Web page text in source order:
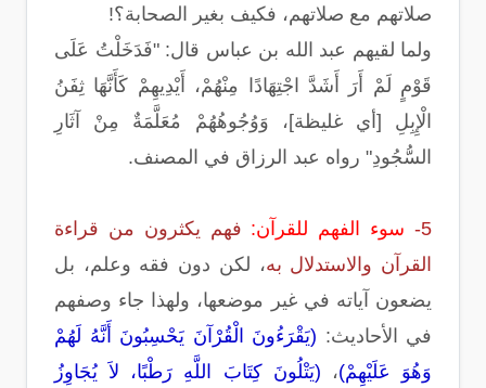
صلاتهم مع صلاتهم، فكيف بغير الصحابة؟!
ولما لقيهم عبد الله بن عباس قال: "فَدَخَلْتُ عَلَى
قَوْمٍ لَمْ أَرَ أَشَدَّ اجْتِهَادًا مِنْهُمْ، أَيْدِيهِمْ كَأَنَّهَا ثِفَنُ
الْإِبِلِ [أي غليظة]، وَوُجُوهُهُمْ مُعَلَّمَةٌ مِنْ آثَارِ
السُّجُودِ" رواه عبد الرزاق في المصنف.
5- سوء الفهم للقرآن: فهم يكثرون من قراءة
القرآن والاستدلال به، لكن دون فقه وعلم، بل
يضعون آياته في غير موضعها، ولهذا جاء وصفهم
في الأحاديث: (يَقْرَءُونَ الْقُرْآنَ يَحْسِبُونَ أَنَّهُ لَهُمْ
وَهُوَ عَلَيْهِمْ)، (يَتْلُونَ كِتَابَ اللَّهِ رَطْبًا، لاَ يُجَاوِزُ